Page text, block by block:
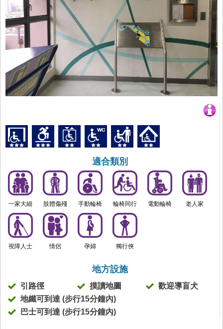
適合類別
一家大細 肢體傷殘 手動輪椅 輪椅同行 電動輪椅 老人家
視障人士 情侶 孕婦 獨行俠
地方設施
引路徑 摸讀地圖
歡迎導盲犬
地鐵可到達 (步行15分鐘內)
巴士可到達 (步行15分鐘內)